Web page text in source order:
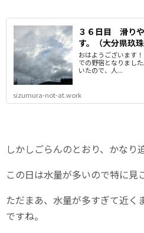
３６日目 滑り
す。（大分県玖
おはようございます
での野宿となりまし
いたので、人...
sizumura-not-at.work
しかしごらんのとおり、かなり
この日は水量が多いので特に見
ただまあ、水量が多すぎて近く
ですね。